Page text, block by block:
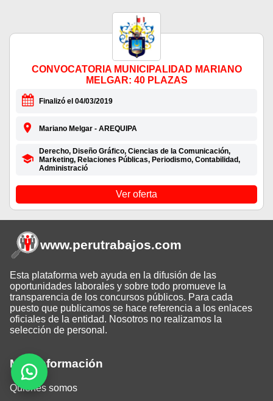
CONVOCATORIA MUNICIPALIDAD MARIANO
MELGAR: 40 PLAZAS
Finalizó el 04/03/2019
Mariano Melgar - AREQUIPA
Derecho, Diseño Gráfico, Ciencias de la Comunicación,
Marketing, Relaciones Públicas, Periodismo, Contabilidad,
Administració
Ver oferta
Más información
Quiénes somos
www.perutrabajos.com
Esta plataforma web ayuda en la difusión de las
oportunidades laborales y sobre todo promueve la
transparencia de los concursos públicos. Para cada
puesto que publicamos se hace referencia a los enlaces
oficiales de la entidad. Nosotros no realizamos la
selección de personal.